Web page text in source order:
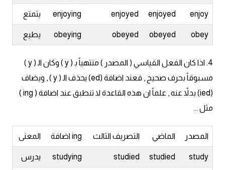
اسماء الكواكب بالانجليزي
كلمات بحرف b
كلمات بحرف c
كلمات بحرف e
enjoy
enjoyed
enjoyed
enjoying يتمتع
obey
obeyed
obeyed
obeying يطيع
4. اذا كان الفعل القياسي ( المصدر ) منتهياً ﺑ ( y ) وكان اﻟ ( y )
مسبوقاً بحرف صحيح , فعند اضافة (ed) يحذف اﻟ ( y ) , ويضاف
(ied) بدلاً عنه , علماً ان هذه القاعدة لا تنطبق عند اضافة ( ing )
مثل ...
المصدر الماضي التصريف الثالث ing اضافة المعنى
study
studied
studied
studying يدرس